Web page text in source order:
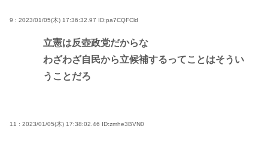
9 : 2023/01/05(木) 17:36:32.97 ID:pa7CQFCld
立憲は反壺政党だからな
わざわざ自民から立候補するってことはそうい
うことだろ
11 : 2023/01/05(木) 17:38:02.46 ID:zmhe3BVN0